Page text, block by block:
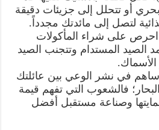
أو تتحلل إلى جزيئات دقيقة
لتصل إلى مائدتك مجدداً.
احرص على شراء المأكولات
الصيد المستدام وتتجنب الصيد
الأسماك.
ساهم في نشر الوعي بين عائلتك
فالشعوب التي تفهم قيمة
وصناعة مستقبل أفضل